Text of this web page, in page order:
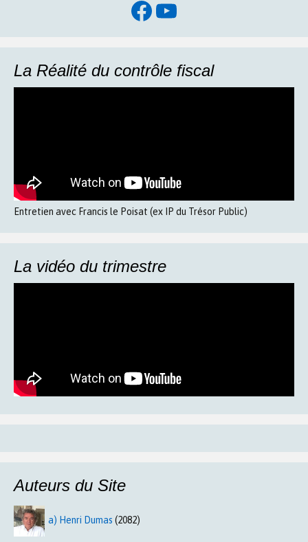
Facebook
YouTube
La Réalité du contrôle fiscal
Entretien avec Francis le Poisat (ex IP du Trésor Public)
La vidéo du trimestre
Auteurs du Site
a) Henri Dumas (2082)